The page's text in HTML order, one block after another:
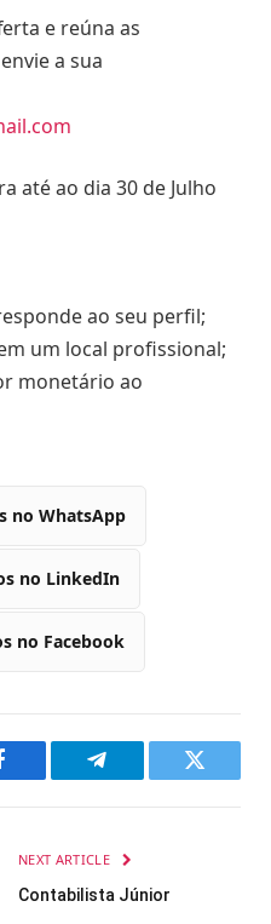
e reúna as
a sua
até ao dia 30 de Julho
ao seu perfil;
um local profissional;
monetário ao
no WhatsApp
no LinkedIn
no Facebook
Telegram Twitter
NEXT ARTICLE
Contabilista Júnior